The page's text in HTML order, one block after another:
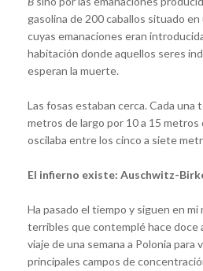
gasolina de 200 caballos situado
cuyas emanaciones eran
habitación donde aquellos seres
esperan la muerte.
Las fosas estaban cerca. Cada una
metros de largo por 10 a 15 metros
oscilaba entre los cinco a siete
El infierno existe: Auschwitz-
Ha pasado el tiempo y siguen en mi
terribles que contemplé hace doce
viaje de una semana a Polonia
principales campos de